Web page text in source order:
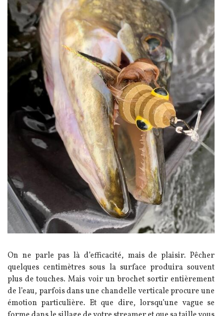
Texte
On ne parle pas là d’efficacité, mais de plaisir. Pêcher
quelques centimètres sous la surface produira souvent
plus de touches. Mais voir un brochet sortir entièrement
de l’eau, parfois dans une chandelle verticale procure une
émotion particulière. Et que dire, lorsqu’une vague se